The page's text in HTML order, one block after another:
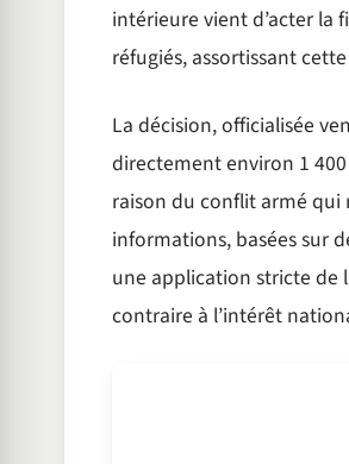
intérieure vient d’acter
réfugiés, assortissant
La décision, officialisée
directement environ 1
raison du conflit armé qui
informations, basées sur
une application stricte de
contraire à l’intérêt